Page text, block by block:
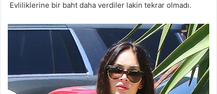
Evliliklerine bir baht daha verdiler lakin tekrar olmadı.